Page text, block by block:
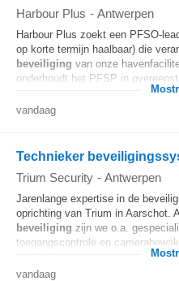
Harbour Plus - Antwerpen
Harbour Plus zoekt een PFSO-
op korte termijn haalbaar) die
beveiliging van onze
onderhoudt het PFSP in
vandaag
Technieker
Trium Security - Antwerpen
Jarenlange expertise in de
oprichting van Trium in Aarschot.
beveiliging zijn we o.a.
toegangscontrole en
vandaag